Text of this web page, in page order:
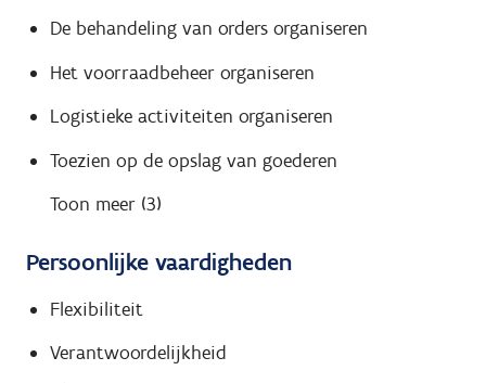
De behandeling van orders organiseren
Het voorraadbeheer organiseren
Logistieke activiteiten organiseren
Toezien op de opslag van goederen
Toon meer (3)
Persoonlijke vaardigheden
Flexibiliteit
Verantwoordelijkheid